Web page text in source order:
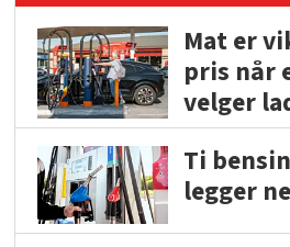
Mat er
pris når
velger
Ti
legger